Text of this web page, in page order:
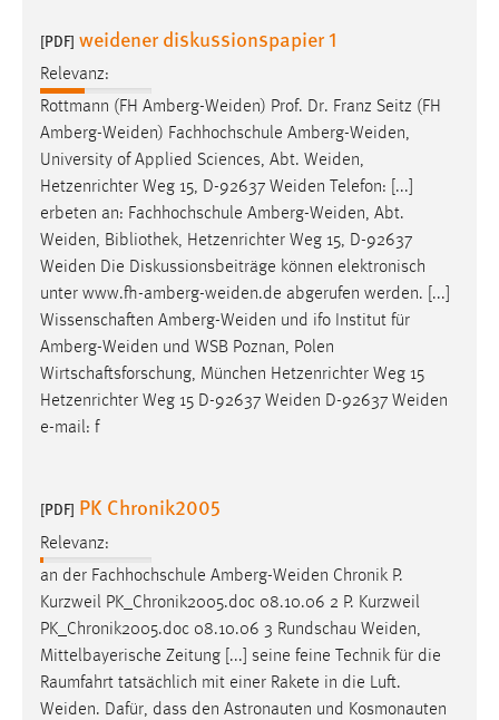
[PDF] weidener diskussionspapier 1
Relevanz:
Rottmann (FH Amberg-Weiden) Prof. Dr. Franz Seitz (FH
Amberg-Weiden) Fachhochschule Amberg-Weiden,
University of Applied Sciences, Abt. Weiden,
Hetzenrichter Weg 15, D-92637 Weiden Telefon: [...]
erbeten an: Fachhochschule Amberg-Weiden, Abt.
Weiden, Bibliothek, Hetzenrichter Weg 15, D-92637
Weiden Die Diskussionsbeiträge können elektronisch
unter www.fh-amberg-weiden.de abgerufen werden. [...]
Wissenschaften Amberg-Weiden und ifo Institut für
Amberg-Weiden und WSB Poznan, Polen
Wirtschaftsforschung, München Hetzenrichter Weg 15
Hetzenrichter Weg 15 D-92637 Weiden D-92637 Weiden
e-mail: f
[PDF] PK Chronik2005
Relevanz:
an der Fachhochschule Amberg-Weiden Chronik P.
Kurzweil PK_Chronik2005.doc 08.10.06 2 P. Kurzweil
PK_Chronik2005.doc 08.10.06 3 Rundschau Weiden,
Mittelbayerische Zeitung [...] seine feine Technik für die
Raumfahrt tatsächlich mit einer Rakete in die Luft.
Weiden. Dafür, dass den Astronauten und Kosmonauten